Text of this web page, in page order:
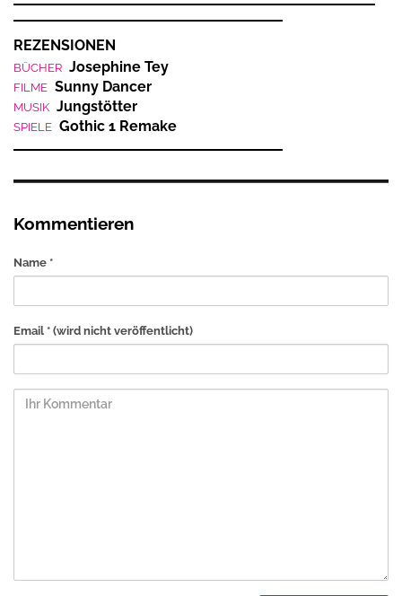
REZENSIONEN
BÜCHER Josephine Tey
FILME Sunny Dancer
MUSIK Jungstötter
SPIELE Gothic 1 Remake
Kommentieren
Name *
Email * (wird nicht veröffentlicht)